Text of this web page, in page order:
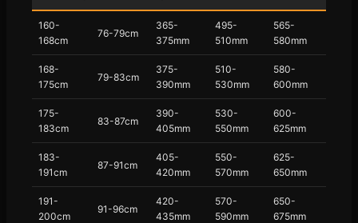
160-
168cm
76-79cm
365-
375mm
495-
510mm
565-
580mm
168-
175cm
79-83cm
375-
390mm
510-
530mm
580-
600mm
175-
183cm
83-87cm
390-
405mm
530-
550mm
600-
625mm
183-
191cm
87-91cm
405-
420mm
550-
570mm
625-
650mm
191-
200cm
91-96cm
420-
435mm
570-
590mm
650-
675mm